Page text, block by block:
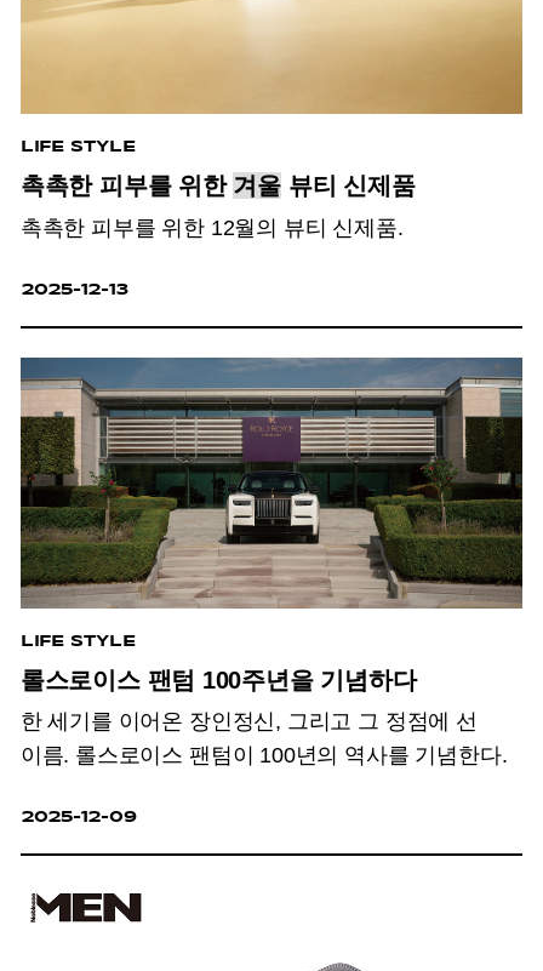
LIFE STYLE
촉촉한 피부를 위한 겨울 뷰티 신제품
촉촉한 피부를 위한 12월의 뷰티 신제품.
2025-12-13
LIFE STYLE
롤스로이스 팬텀 100주년을 기념하다
한 세기를 이어온 장인정신, 그리고 그 정점에 선
이름. 롤스로이스 팬텀이 100년의 역사를 기념한다.
2025-12-09